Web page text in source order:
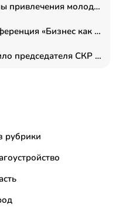
Эксперты обсудили механизмы привлечения молодых специалистов в промышленные города
Переговоры в рамке: как конференция «Бизнес как искусство» переформатирует деловой этикет в стенах ТПП РФ
Руководство «СВОИ» попросило председателя СКР дать правовую оценку обысков в тыловом штабе
рубрики